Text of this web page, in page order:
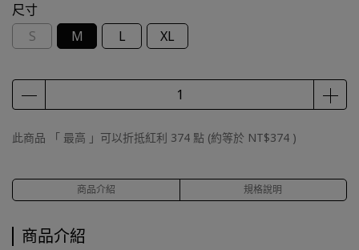
尺寸
S
M L XL
此商品 「 最高 」可以折抵紅利 374 點 (約等於 NT$374 )
商品介紹 規格說明
商品介紹